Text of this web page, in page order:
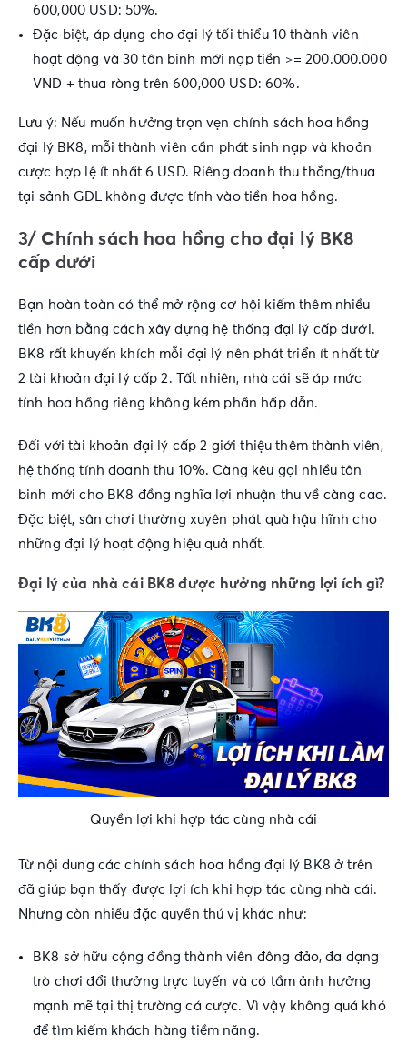
600,000 USD: 50%.
Đặc biệt, áp dụng cho đại lý tối thiểu 10 thành viên
hoạt động và 30 tân binh mới nạp tiền >= 200.000.000
VND + thua ròng trên 600,000 USD: 60%.
Lưu ý: Nếu muốn hưởng trọn vẹn chính sách hoa hồng
đại lý BK8, mỗi thành viên cần phát sinh nạp và khoản
cược hợp lệ ít nhất 6 USD. Riêng doanh thu thắng/thua
tại sảnh GDL không được tính vào tiền hoa hồng.
3/ Chính sách hoa hồng cho đại lý BK8
cấp dưới
Bạn hoàn toàn có thể mở rộng cơ hội kiếm thêm nhiều
tiền hơn bằng cách xây dựng hệ thống đại lý cấp dưới.
BK8 rất khuyến khích mỗi đại lý nên phát triển ít nhất từ
2 tài khoản đại lý cấp 2. Tất nhiên, nhà cái sẽ áp mức
tính hoa hồng riêng không kém phần hấp dẫn.
Đối với tài khoản đại lý cấp 2 giới thiệu thêm thành viên,
hệ thống tính doanh thu 10%. Càng kêu gọi nhiều tân
binh mới cho BK8 đồng nghĩa lợi nhuận thu về càng cao.
Đặc biệt, sân chơi thường xuyên phát quà hậu hĩnh cho
những đại lý hoạt động hiệu quả nhất.
Đại lý của nhà cái BK8 được hưởng những lợi ích gì?
Quyền lợi khi hợp tác cùng nhà cái
Từ nội dung cácchính sách hoa hồng đại lý BK8ở trên
đã giúp bạn thấy được lợi ích khi hợp tác cùng nhà cái.
Nhưng còn nhiều đặc quyền thú vị khác như:
BK8 sở hữu cộng đồng thành viên đông đảo, đa dạng
trò chơi đổi thưởng trực tuyến và có tầm ảnh hưởng
mạnh mẽ tại thị trường cá cược. Vì vậy không quá khó
để tìm kiếm khách hàng tiềm năng.